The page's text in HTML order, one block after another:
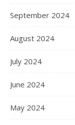
September 2024
August 2024
July 2024
June 2024
May 2024